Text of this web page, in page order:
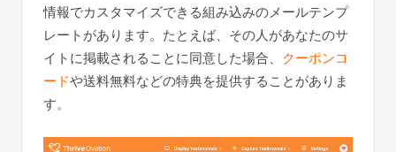
情報でカスタマイズできる組み込みのメールテンプ
レートがあります。たとえば、その人があなたのサ
イトに掲載されることに同意した場合、 クーポンコ
ードや送料無料などの特典を提供することがありま
す。